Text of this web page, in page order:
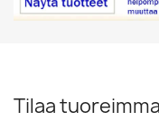
Tilaa